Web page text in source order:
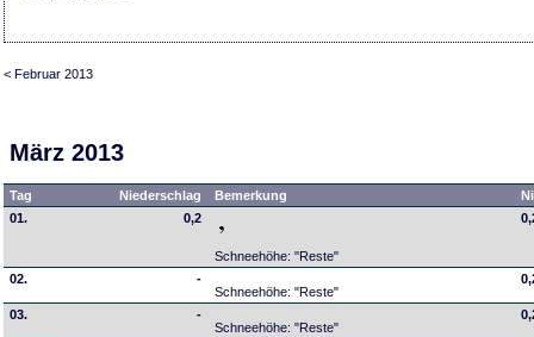
< Februar 2013
März 2013
Tag Niederschlag Bemerkung
01.
0,2
Schneehöhe: "Reste"
02.
-
Schneehöhe: "Reste"
03.
-
Schneehöhe: "Reste"